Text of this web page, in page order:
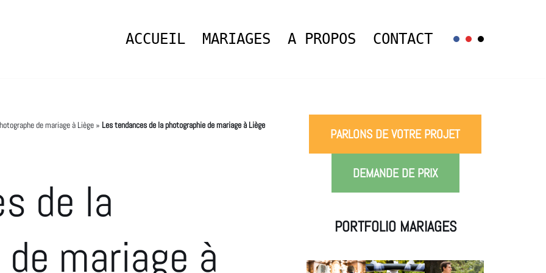
ACCUEIL MARIAGES A PROPOS CONTACT
de mariage à Liège » Les tendances de la photographie de mariage à Liège
de la
mariage à
PARLONS DE VOTRE PROJET
DEMANDE DE PRIX
PORTFOLIO MARIAGES